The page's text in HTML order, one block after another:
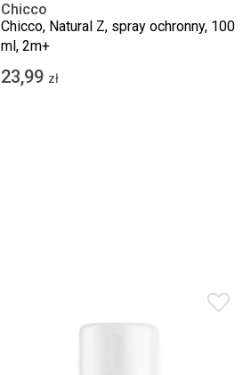
Chicco
Chicco, Natural Z, spray ochronny, 100
ml, 2m+
23,99 zł